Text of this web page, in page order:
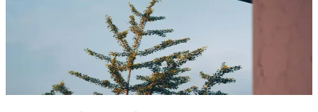
Igloo Termoslar: Yüksek İzolasyon ve
Dayanıklılığıyla Günlük Hayatta Pratik Kullanım
Igloo termoslar, yüksek izolasyon ve dayanıklılığıyla günlük
yaşamda sıcak ve soğuk içecekleri uzun süre korur, kullanımı kolay
ve ekonomik bir tercihtir.